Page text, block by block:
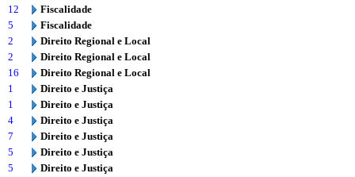
12
Fiscalidade
5
Fiscalidade
2
Direito Regional e Local
2
Direito Regional e Local
16
Direito Regional e Local
1
Direito e Justiça
1
Direito e Justiça
4
Direito e Justiça
7
Direito e Justiça
5
Direito e Justiça
5
Direito e Justiça